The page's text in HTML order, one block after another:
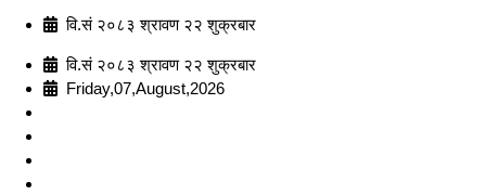
वि.सं २०८३ श्रावण २२ शुक्रबार
वि.सं २०८३ श्रावण २२ शुक्रबार
Friday,07,August,2026